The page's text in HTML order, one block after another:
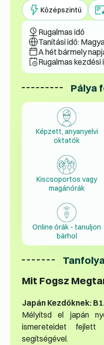
Középszintű
Rugalmas idő
Tanítási idő:
A hét bármely
Rugalmas kezdési
Pálya
Képzett, anyanyelvi
oktatók
Kiscsoportos vagy
magánórák
Online órák - tanuljon
bárhol
Mit Fogsz
Japán Kezdőknek:
Mélyítsd el japán
ismereteidet fejlett
segítségével.